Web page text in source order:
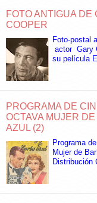
FOTO ANTIGUA DE
COOPER
Foto-postal
actor Gary
su película
PROGRAMA DE
OCTAVA MUJER
AZUL (2)
Programa
Mujer de
Distribución